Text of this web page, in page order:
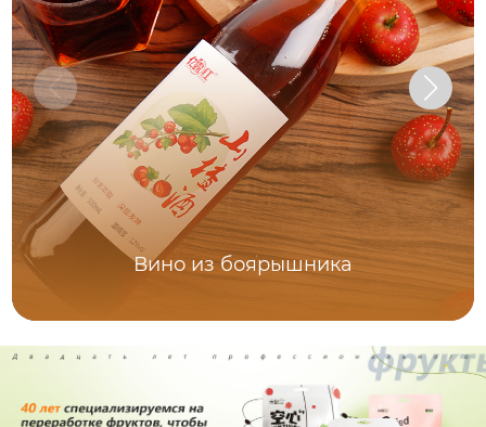
Вино из боярышника